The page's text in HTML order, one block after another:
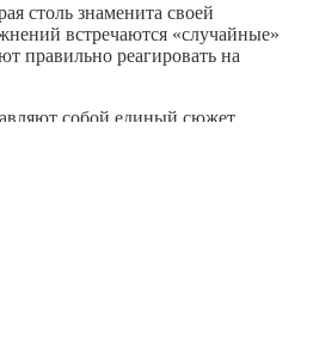
столь знаменита своей
встречаются «случайные»
правильно реагировать на
собой единый сюжет,
это — обыкновенные
жизни, которые близки
обучения. Нет сомнения, что